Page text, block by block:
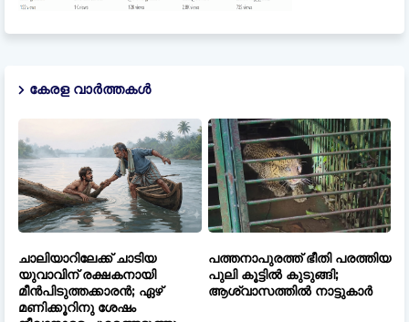
കേരള വാർത്തകൾ
ചാലിയാറിലേക്ക് ചാടിയ
യുവാവിന് രക്ഷകനായി
മീൻപിടുത്തക്കാരൻ; ഏഴ്
മണിക്കൂറിനു ശേഷം
പത്തനാപുരത്ത് ഭീതി പരത്തിയ
പുലി കൂട്ടിൽ കുടുങ്ങി;
ആശ്വാസത്തിൽ നാട്ടുകാർ